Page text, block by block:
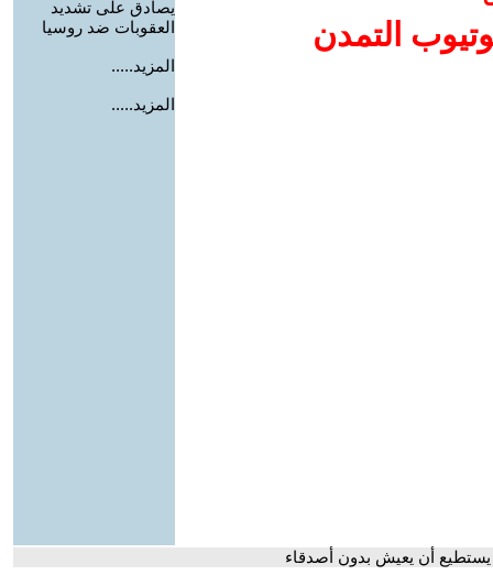
التمدن
يصادق على تشديد
العقوبات ضد روسيا
المزيد.....
المزيد.....
يستطيع أن يعيش بدون أصدقاء